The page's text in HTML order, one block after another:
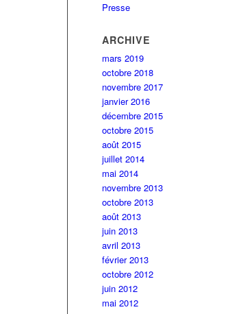
Presse
ARCHIVE
mars 2019
octobre 2018
novembre 2017
janvier 2016
décembre 2015
octobre 2015
août 2015
juillet 2014
mai 2014
novembre 2013
octobre 2013
août 2013
juin 2013
avril 2013
février 2013
octobre 2012
juin 2012
mai 2012